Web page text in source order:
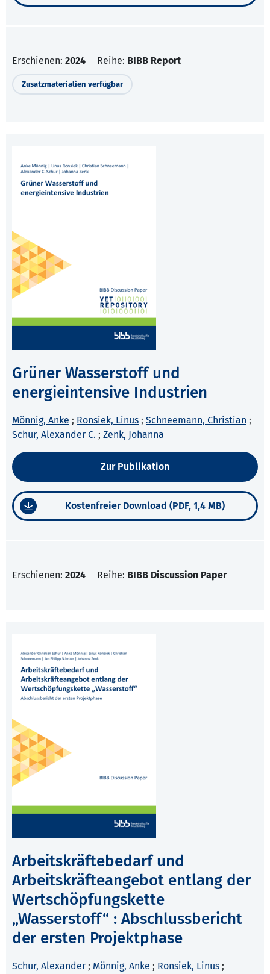
Erschienen: 2024 Reihe: BIBB Report
Zusatzmaterialien verfügbar
Grüner Wasserstoff und
energieintensive Industrien
Mönnig, Anke ; Ronsiek, Linus ; Schneemann, Christian ;
Schur, Alexander C. ; Zenk, Johanna
Zur Publikation
Kostenfreier Download (PDF, 1,4 MB)
Erschienen: 2024 Reihe: BIBB Discussion Paper
Arbeitskräftebedarf und
Arbeitskräfteangebot entlang der
Wertschöpfungskette
„Wasserstoff“ : Abschlussbericht
der ersten Projektphase
Schur, Alexander ; Mönnig, Anke ; Ronsiek, Linus ;